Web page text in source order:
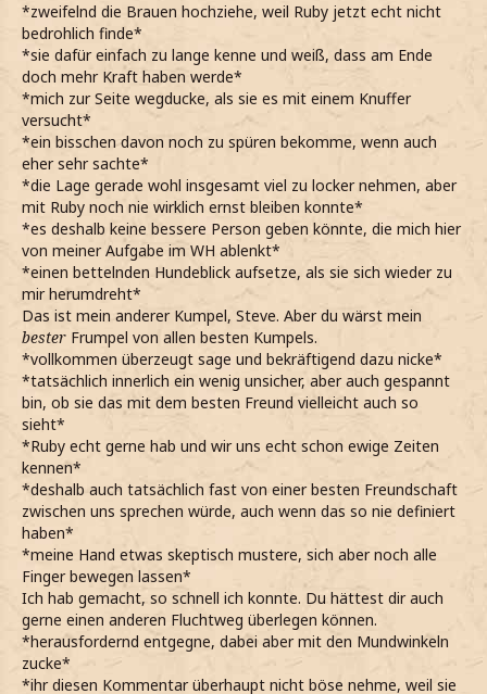
*zweifelnd die Brauen hochziehe, weil Ruby jetzt echt nicht
bedrohlich finde*
*sie dafür einfach zu lange kenne und weiß, dass am Ende
doch mehr Kraft haben werde*
*mich zur Seite wegducke, als sie es mit einem Knuffer
versucht*
*ein bisschen davon noch zu spüren bekomme, wenn auch
eher sehr sachte*
*die Lage gerade wohl insgesamt viel zu locker nehmen, aber
mit Ruby noch nie wirklich ernst bleiben konnte*
*es deshalb keine bessere Person geben könnte, die mich hier
von meiner Aufgabe im WH ablenkt*
*einen bettelnden Hundeblick aufsetze, als sie sich wieder zu
mir herumdreht*
Das ist mein anderer Kumpel, Steve. Aber du wärst mein
bester Frumpel von allen besten Kumpels.
*vollkommen überzeugt sage und bekräftigend dazu nicke*
*tatsächlich innerlich ein wenig unsicher, aber auch gespannt
bin, ob sie das mit dem besten Freund vielleicht auch so
sieht*
*Ruby echt gerne hab und wir uns echt schon ewige Zeiten
kennen*
*deshalb auch tatsächlich fast von einer besten Freundschaft
zwischen uns sprechen würde, auch wenn das so nie definiert
haben*
*meine Hand etwas skeptisch mustere, sich aber noch alle
Finger bewegen lassen*
Ich hab gemacht, so schnell ich konnte. Du hättest dir auch
gerne einen anderen Fluchtweg überlegen können.
*herausfordernd entgegne, dabei aber mit den Mundwinkeln
zucke*
*ihr diesen Kommentar überhaupt nicht böse nehme, weil sie